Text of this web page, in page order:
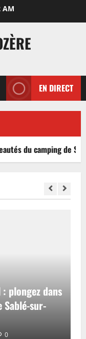
AM
EN DIRECT
du camping de
plongez dans
Sablé-sur-
0